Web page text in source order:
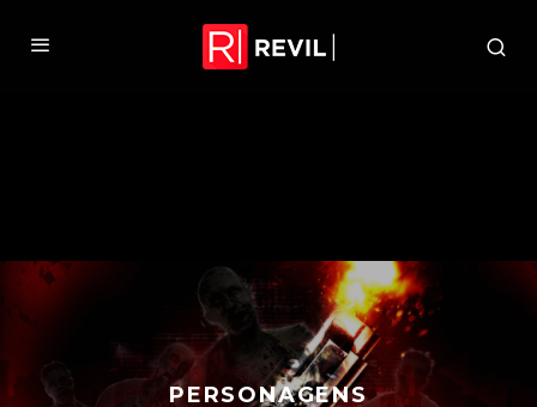
PERSONAGENS